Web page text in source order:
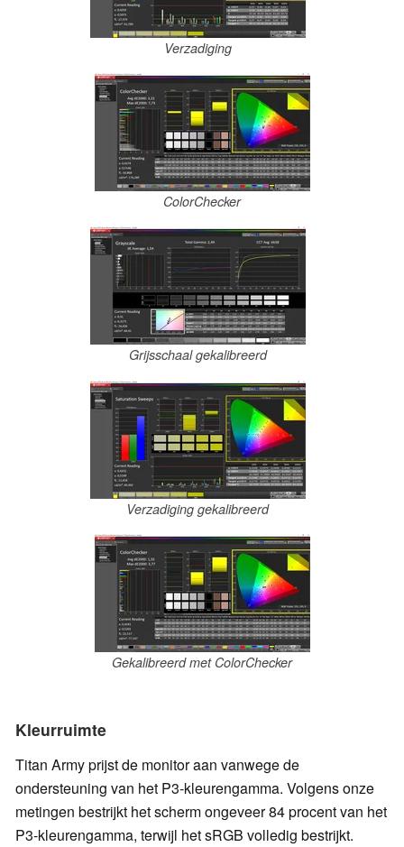
Verzadiging
ColorChecker
Grijsschaal gekalibreerd
Verzadiging gekalibreerd
Gekalibreerd met ColorChecker
Kleurruimte
Titan Army prijst de monitor aan vanwege de
ondersteuning van het P3-kleurengamma. Volgens onze
metingen bestrijkt het scherm ongeveer 84 procent van het
P3-kleurengamma, terwijl het sRGB volledig bestrijkt.